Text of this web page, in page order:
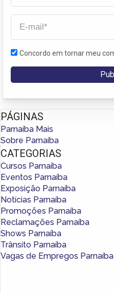
Concordo em tornar meu
PÁGINAS
Parnaíba Mais
Sobre Parnaíba
CATEGORIAS
Cursos Parnaíba
Eventos Parnaíba
Exposição Parnaíba
Notícias Parnaíba
Promoções Parnaíba
Reclamações Parnaíba
Shows Parnaíba
Trânsito Parnaíba
Vagas de Empregos Parnaíba